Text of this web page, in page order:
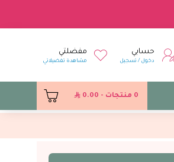
حسابي
دخول / تسجيل
مفضلتي
مشاهدة تفضيلاتي
0 منتجات - 0.00